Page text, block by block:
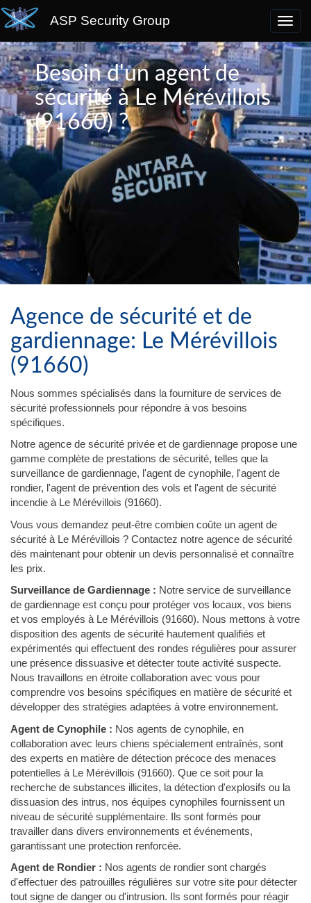
ASP Security Group
Besoin d'un agent de
sécurité à Le Mérévillois
(91660) ?
Agence de sécurité et de
gardiennage: Le Mérévillois
(91660)
Nous sommes spécialisés dans la fourniture de services de
sécurité professionnels pour répondre à vos besoins
spécifiques.
Notre agence de sécurité privée et de gardiennage propose une
gamme complète de prestations de sécurité, telles que la
surveillance de gardiennage, l'agent de cynophile, l'agent de
rondier, l'agent de prévention des vols et l'agent de sécurité
incendie à Le Mérévillois (91660).
Vous vous demandez peut-être combien coûte un agent de
sécurité à Le Mérévillois ? Contactez notre agence de sécurité
dès maintenant pour obtenir un devis personnalisé et connaître
les prix.
Surveillance de Gardiennage : Notre service de surveillance
de gardiennage est conçu pour protéger vos locaux, vos biens
et vos employés à Le Mérévillois (91660). Nous mettons à votre
disposition des agents de sécurité hautement qualifiés et
expérimentés qui effectuent des rondes régulières pour assurer
une présence dissuasive et détecter toute activité suspecte.
Nous travaillons en étroite collaboration avec vous pour
comprendre vos besoins spécifiques en matière de sécurité et
développer des stratégies adaptées à votre environnement.
Agent de Cynophile : Nos agents de cynophile, en
collaboration avec leurs chiens spécialement entraînés, sont
des experts en matière de détection précoce des menaces
potentielles à Le Mérévillois (91660). Que ce soit pour la
recherche de substances illicites, la détection d'explosifs ou la
dissuasion des intrus, nos équipes cynophiles fournissent un
niveau de sécurité supplémentaire. Ils sont formés pour
travailler dans divers environnements et événements,
garantissant une protection renforcée.
Agent de Rondier : Nos agents de rondier sont chargés
d'effectuer des patrouilles régulières sur votre site pour détecter
tout signe de danger ou d'intrusion. Ils sont formés pour réagir